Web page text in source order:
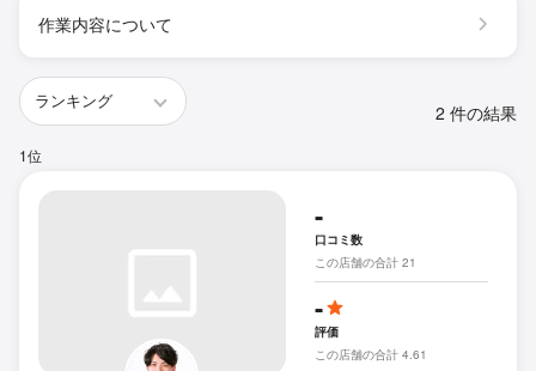
作業内容について
2 件の結果
1位
-
口コミ数
この店舗の合計 21
-
評価
この店舗の合計 4.61